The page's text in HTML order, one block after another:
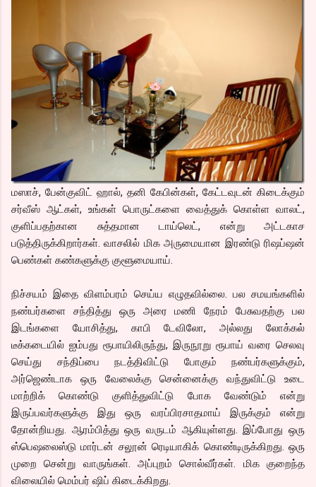
மஸாச், பேன்குவிட் ஹால், தனி கேபின்கள், கேட்டவுடன் கிடைக்கும்
சர்வீஸ் ஆட்கள், உங்கள் பொருட்களை வைத்துக் கொள்ள வாலட்,
குளிப்பதற்கான சுத்தமான டாய்லெட், என்று அட்டகாச
படுத்திருக்கிறார்கள். வாசலில் மிக அருமையான இரண்டு ரிஷப்ஷன்
பெண்கள் கண்களுக்கு குளூமையாய்.
நிச்சயம் இதை விளம்பரம் செய்ய எழுதவில்லை. பல சமயங்களில்
நண்பர்களை சந்தித்து ஒரு அரை மணி நேரம் பேசுவதற்கு பல
இடங்களை யோசித்து, காபி டேவிலோ, அல்லது லோக்கல்
டீக்கடையில் ஐம்பது ரூபாயிலிருந்து, இருநூறு ரூபாய் வரை செலவு
செய்து சந்திப்பை நடத்திவிட்டு போகும் நண்பர்களுக்கும்,
அர்ஜெண்டாக ஒரு வேலைக்கு சென்னைக்கு வந்துவிட்டு உடை
மாற்றிக் கொண்டு குளித்துவிட்டு போக வேண்டும் என்று
இருப்பவர்களுக்கு இது ஒரு வரப்பிரசாதமாய் இருக்கும் என்று
தோன்றியது. ஆரம்பித்து ஒரு வருடம் ஆகியுள்ளது. இப்போது ஒரு
ஸ்பெஷலைஸ்டு மார்டன் சலூன் ரெடியாகிக் கொண்டிருக்கிறது. ஒரு
முறை சென்று வாருங்கள். அப்புறம் சொல்வீர்கள். மிக குறைந்த
விலையில் மெம்பர் ஷிப் கிடைக்கிறது.